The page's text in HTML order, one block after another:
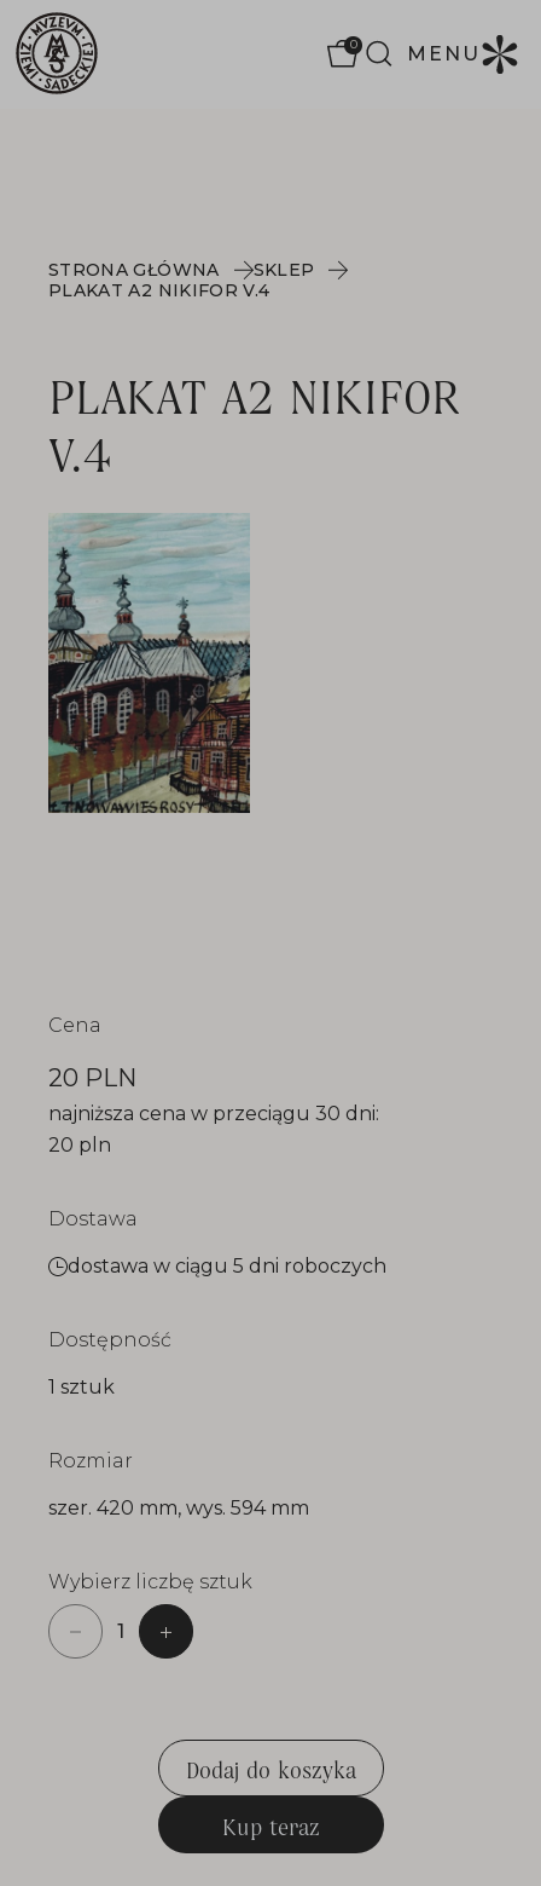
0 MENU
STRONA GŁÓWNA
SKLEP
PLAKAT A2 NIKIFOR V.4
PLAKAT A2 NIKIFOR
V.4
Cena
20 PLN
najniższa cena w przeciągu 30 dni:
20 pln
Dostawa
dostawa w ciągu 5 dni roboczych
Dostępność
1 sztuk
Rozmiar
szer. 420 mm, wys. 594 mm
Wybierz liczbę sztuk
Dodaj do koszyka
Dodaj do koszyka
Kup teraz
Kup teraz